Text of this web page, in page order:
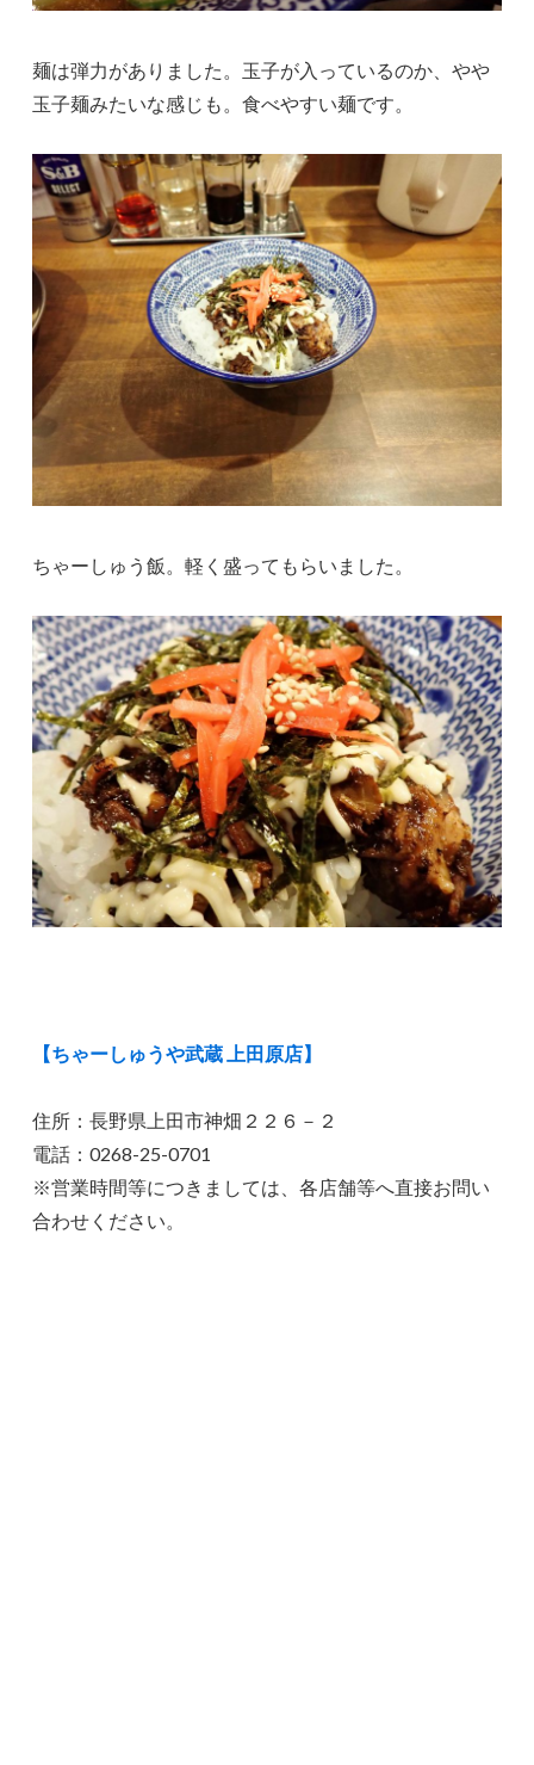
麺は弾力がありました。玉子が入っているのか、やや
玉子麺みたいな感じも。食べやすい麺です。
ちゃーしゅう飯。軽く盛ってもらいました。
【ちゃーしゅうや武蔵 上田原店】
住所：長野県上田市神畑２２６－２
電話：0268-25-0701
※営業時間等につきましては、各店舗等へ直接お問い
合わせください。